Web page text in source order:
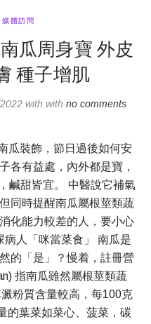
媒體訪問
瓜周身寶 外皮
種子增肌
with with no comments
瓜裝飾，節日過後如何安
各有益處，內外都是寶，
鹹甜皆宜。 中醫說它補氣
同時提醒南瓜屬根莖類蔬
化能力較差的人，要小心
人「咪當菜食」 南瓜是
的「是」？慢着，註冊營
指南瓜雖然屬根莖類蔬
粉質含量較高，每100克
的葉菜如菜心、菠菜，碳